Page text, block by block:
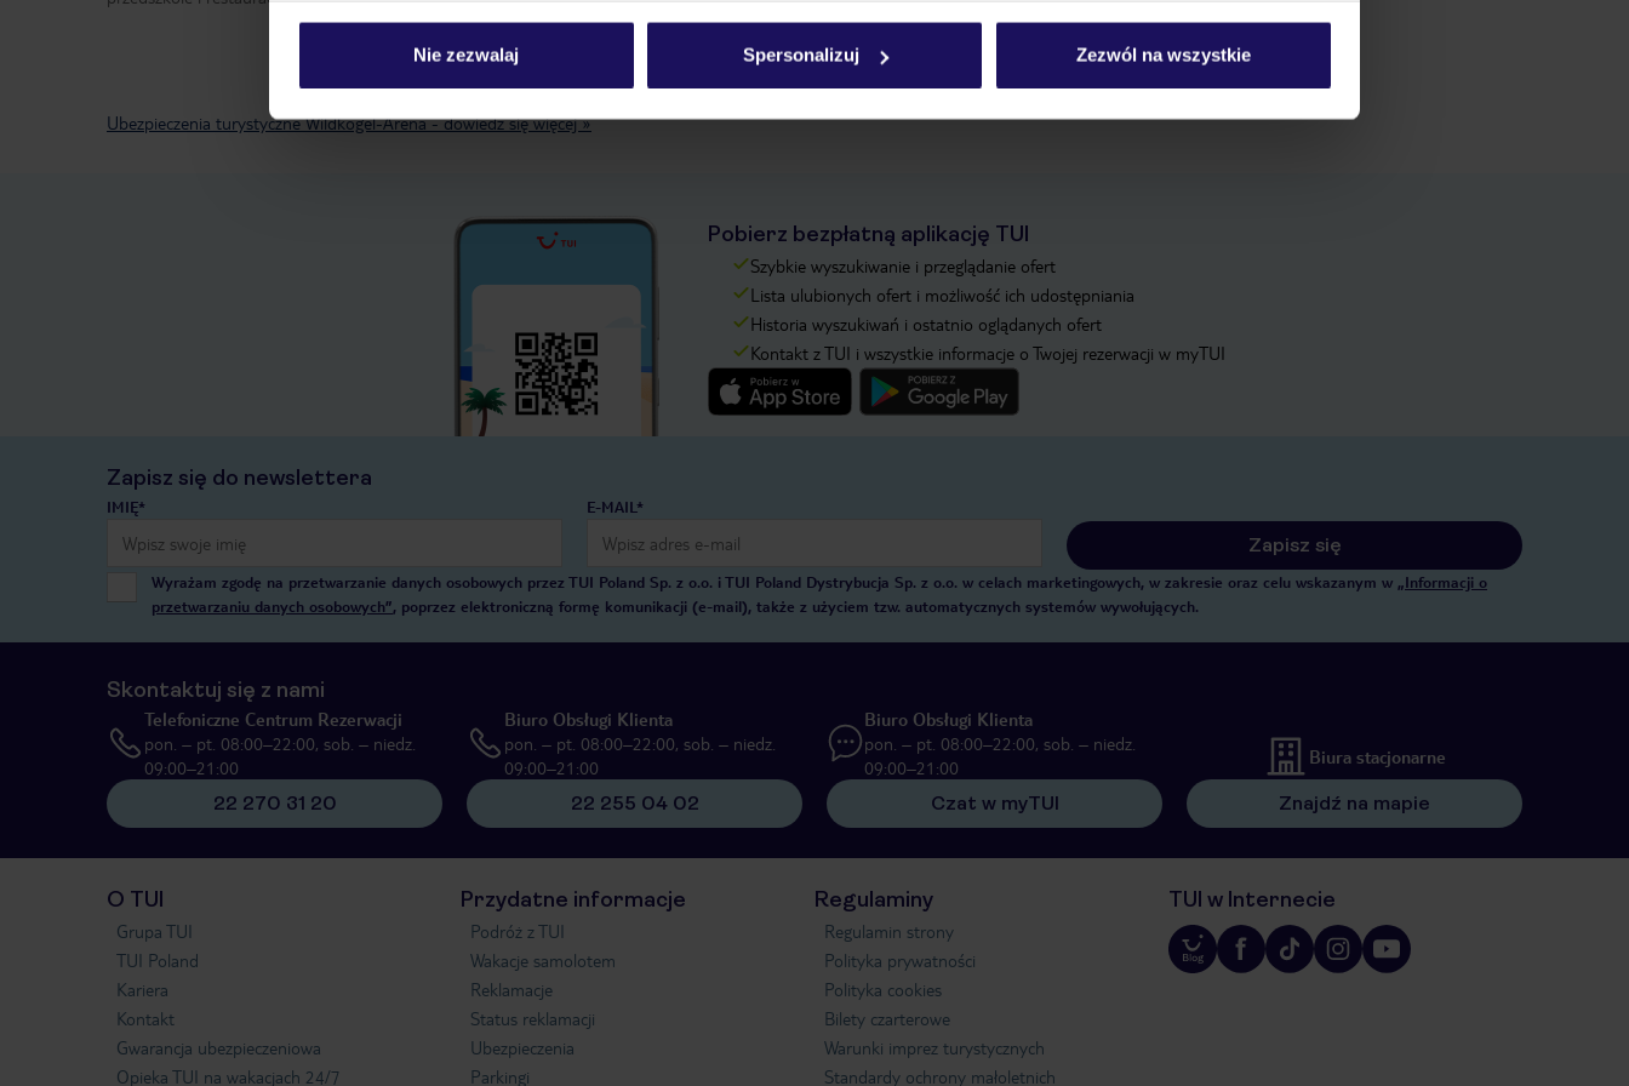
Nie zezwalaj Spersonalizuj Zezwól na wszystkie
Ubezpieczenia turystyczne Wildkogel-Arena - dowiedz się więcej »
Pobierz bezpłatną aplikację TUI
Szybkie wyszukiwanie i przeglądanie ofert
Lista ulubionych ofert i możliwość ich udostępniania
Historia wyszukiwań i ostatnio oglądanych ofert
Kontakt z TUI i wszystkie informacje o Twojej rezerwacji w myTUI
Zapisz się do newslettera
IMIĘ* E-MAIL*
Zapisz się
Wyrażam zgodę na przetwarzanie danych osobowych przez TUI Poland Sp. z o.o. i TUI Poland Dystrybucja Sp. z o.o. w celach marketingowych, w zakresie oraz celu wskazanym w „Informacji o
przetwarzaniu danych osobowych”, poprzez elektroniczną formę komunikacji (e-mail), także z użyciem tzw. automatycznych systemów wywołujących.
Skontaktuj się z nami
Telefoniczne Centrum Rezerwacji
pon. – pt. 08:00–22:00, sob. – niedz.
09:00–21:00
22 270 31 20
Biuro Obsługi Klienta
pon. – pt. 08:00–22:00, sob. – niedz.
09:00–21:00
22 255 04 02
Biuro Obsługi Klienta
pon. – pt. 08:00–22:00, sob. – niedz.
09:00–21:00
Czat w myTUI
Biura stacjonarne
Znajdź na mapie
O TUI
Grupa TUI
TUI Poland
Kariera
Kontakt
Gwarancja ubezpieczeniowa
Opieka TUI na wakacjach 24/7
Przydatne informacje
Podróż z TUI
Wakacje samolotem
Reklamacje
Status reklamacji
Ubezpieczenia
Parkingi
Regulaminy
Regulamin strony
Polityka prywatności
Polityka cookies
Bilety czarterowe
Warunki imprez turystycznych
Standardy ochrony małoletnich
TUI w Internecie